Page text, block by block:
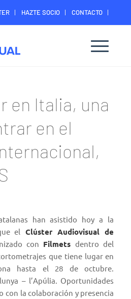
HAZTE SOCIO
CONTACTO
DIGITAL SOCIOS
en Italia, una
en el
han asistido hoy a la
el Clúster Audiovisual de
con Filmets dentro del
que tiene lugar en
hasta el 28 de octubre.
– l’Apúlia. Oportunidades
con la colaboración y presencia